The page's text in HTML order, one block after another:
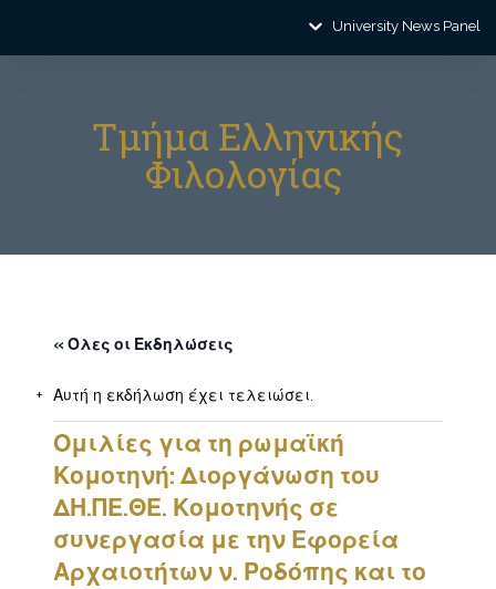
University News Panel
Τμήμα Ελληνικής
Φιλολογίας
« Όλες οι Εκδηλώσεις
Αυτή η εκδήλωση έχει τελειώσει.
Ομιλίες για τη ρωμαϊκή
Κομοτηνή: Διοργάνωση του
ΔΗ.ΠΕ.ΘΕ. Κομοτηνής σε
συνεργασία με την Εφορεία
Αρχαιοτήτων ν. Ροδόπης και το